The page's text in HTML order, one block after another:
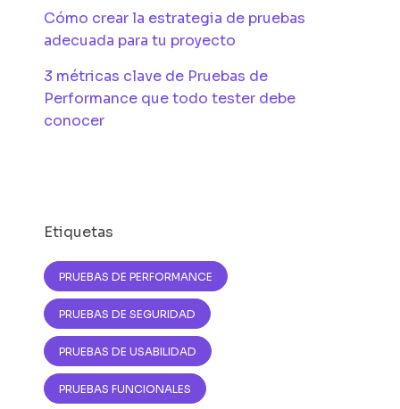
Cómo crear la estrategia de pruebas
adecuada para tu proyecto
3 métricas clave de Pruebas de
Performance que todo tester debe
conocer
Etiquetas
PRUEBAS DE PERFORMANCE
PRUEBAS DE SEGURIDAD
PRUEBAS DE USABILIDAD
PRUEBAS FUNCIONALES